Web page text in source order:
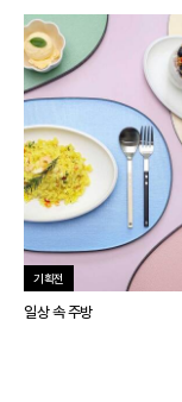
기획전
일상 속 주방